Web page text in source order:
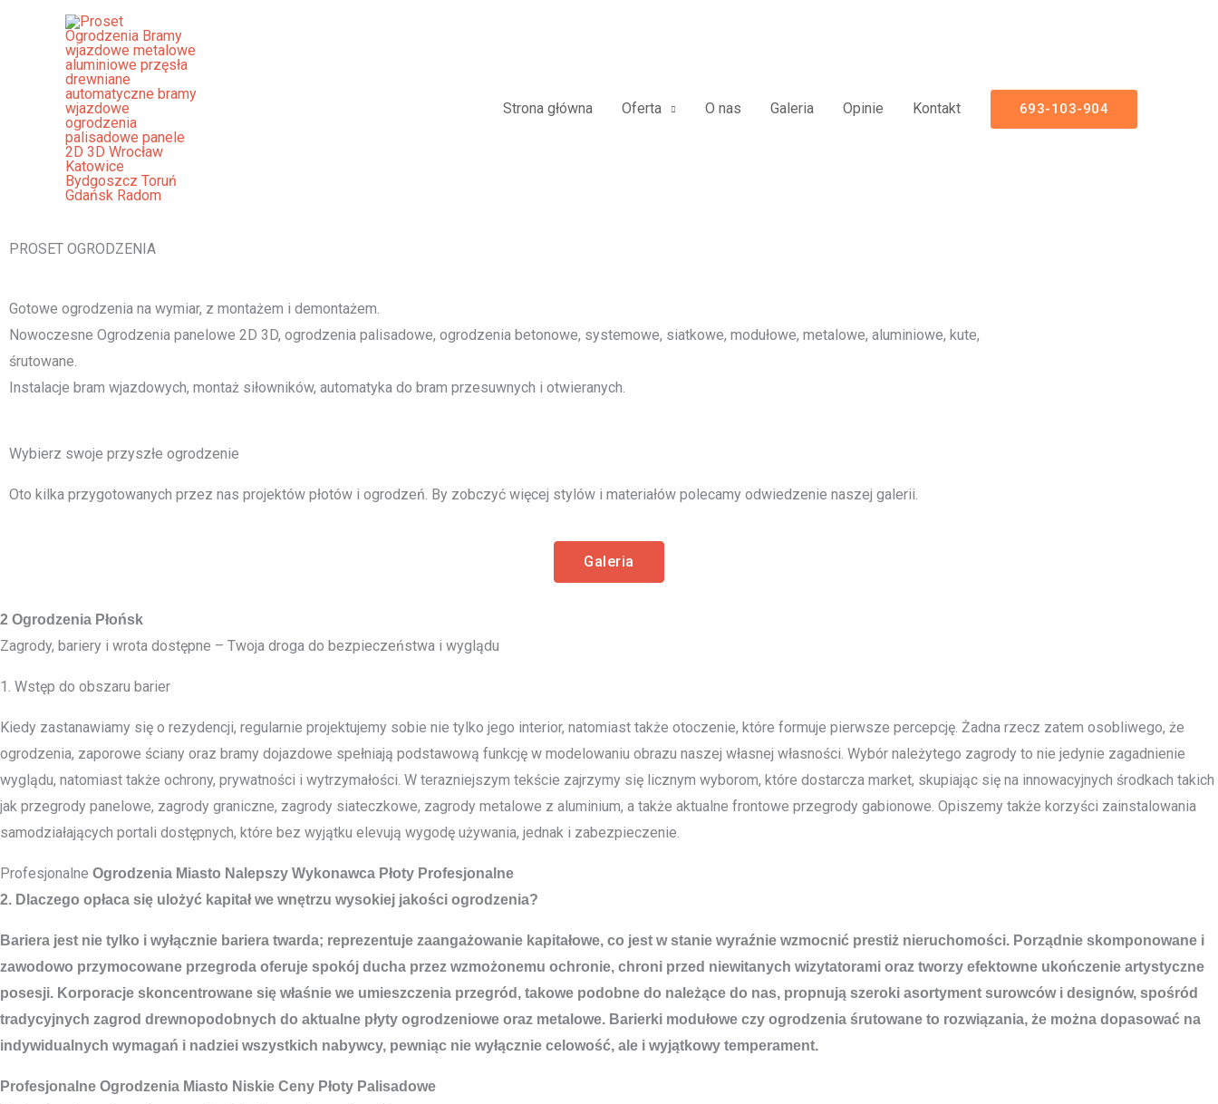
Strona główna Oferta O nas Galeria Opinie Kontakt 693-103-904
Ogrodzenia Płońsk Bramy Wjazdowe Furtki Płoty Metalowe Aluminiowe Nowoczesne Panelowe
Palisadowe Stalowe Frontowe
[smartslider3 slider="2"]
PROSET OGRODZENIA
Gotowe ogrodzenia na wymiar, z montażem i demontażem.
Nowoczesne Ogrodzenia panelowe 2D 3D, ogrodzenia palisadowe, ogrodzenia betonowe, systemowe, siatkowe, modułowe, metalowe, aluminiowe, kute,
śrutowane.
Instalacje bram wjazdowych, montaż siłowników, automatyka do bram przesuwnych i otwieranych.
Wybierz swoje przyszłe ogrodzenie
Oto kilka przygotowanych przez nas projektów płotów i ogrodzeń. By zobczyć więcej stylów i materiałów polecamy odwiedzenie naszej galerii.
Galeria
2 Ogrodzenia Płońsk
Zagrody, bariery i wrota dostępne – Twoja droga do bezpieczeństwa i wyglądu
1. Wstęp do obszaru barier
Kiedy zastanawiamy się o rezydencji, regularnie projektujemy sobie nie tylko jego interior, natomiast także otoczenie, które formuje pierwsze percepcję. Żadna rzecz zatem osobliwego, że
ogrodzenia, zaporowe ściany oraz bramy dojazdowe spełniają podstawową funkcję w modelowaniu obrazu naszej własnej własności. Wybór należytego zagrody to nie jedynie zagadnienie
wyglądu, natomiast także ochrony, prywatności i wytrzymałości. W terazniejszym tekście zajrzymy się licznym wyborom, które dostarcza market, skupiając się na innowacyjnych środkach takich
jak przegrody panelowe, zagrody graniczne, zagrody siateczkowe, zagrody metalowe z aluminium, a także aktualne frontowe przegrody gabionowe. Opiszemy także korzyści zainstalowania
samodziałających portali dostępnych, które bez wyjątku elevują wygodę używania, jednak i zabezpieczenie.
Profesjonalne Ogrodzenia Miasto Nalepszy Wykonawca Płoty Profesjonalne
2. Dlaczego opłaca się ulożyć kapitał we wnętrzu wysokiej jakości ogrodzenia?
Bariera jest nie tylko i wyłącznie bariera twarda; reprezentuje zaangażowanie kapitałowe, co jest w stanie wyraźnie wzmocnić prestiż nieruchomości. Porządnie skomponowane i
zawodowo przymocowane przegroda oferuje spokój ducha przez wzmożonemu ochronie, chroni przed niewitanych wizytatorami oraz tworzy efektowne ukończenie artystyczne
posesji. Korporacje skoncentrowane się właśnie we umieszczenia przegród, takowe podobne do należące do nas, propnują szeroki asortyment surowców i designów, spośród
tradycyjnych zagrod drewnopodobnych do aktualne płyty ogrodzeniowe oraz metalowe. Barierki modułowe czy ogrodzenia śrutowane to rozwiązania, że można dopasować na
indywidualnych wymagań i nadziei wszystkich nabywcy, pewniąc nie wyłącznie celowość, ale i wyjątkowy temperament.
Profesjonalne Ogrodzenia Miasto Niskie Ceny Płoty Palisadowe